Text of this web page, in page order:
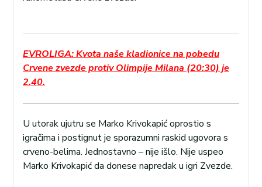
EVROLIGA: Kvota naše kladionice na pobedu
Crvene zvezde protiv Olimpije Milana (20:30) je
2.40.
U utorak ujutru se Marko Krivokapić oprostio s
igračima i postignut je sporazumni raskid ugovora s
crveno-belima. Jednostavno – nije išlo. Nije uspeo
Marko Krivokapić da donese napredak u igri Zvezde.